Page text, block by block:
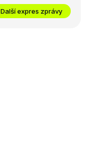
Další expres zprávy